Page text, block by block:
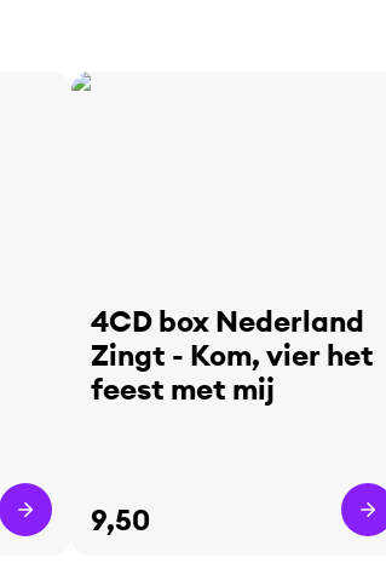
4CD box Nederland
Zingt - Kom, vier het
feest met mij
9,50